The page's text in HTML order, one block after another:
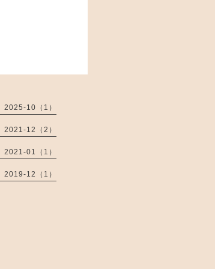
2025-10（1）
2021-12（2）
2021-01（1）
2019-12（1）